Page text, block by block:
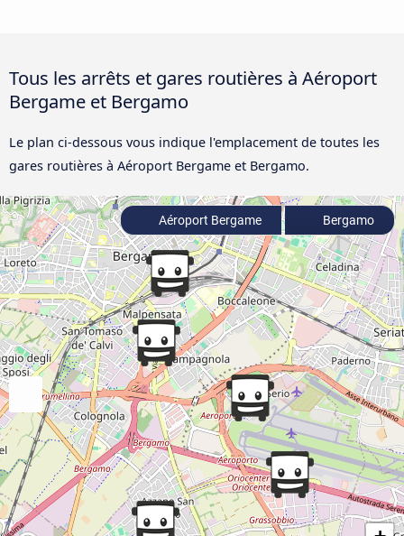
Tous les arrêts et gares routières à Aéroport
Bergame et Bergamo
Le plan ci-dessous vous indique l'emplacement de toutes les
gares routières à Aéroport Bergame et Bergamo.
Aéroport Bergame Bergamo